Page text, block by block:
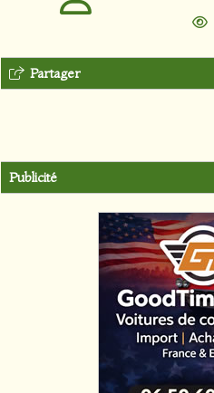
Partager
Publicité